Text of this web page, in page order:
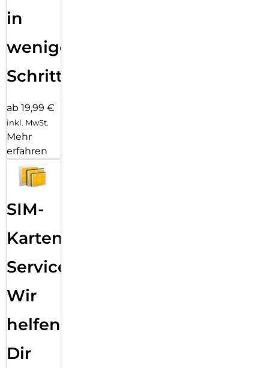
in
wenigen
Schritten
ab 19,99 €
inkl. MwSt.
Mehr
erfahren
SIM-
Karten
Service:
Wir
helfen
Dir